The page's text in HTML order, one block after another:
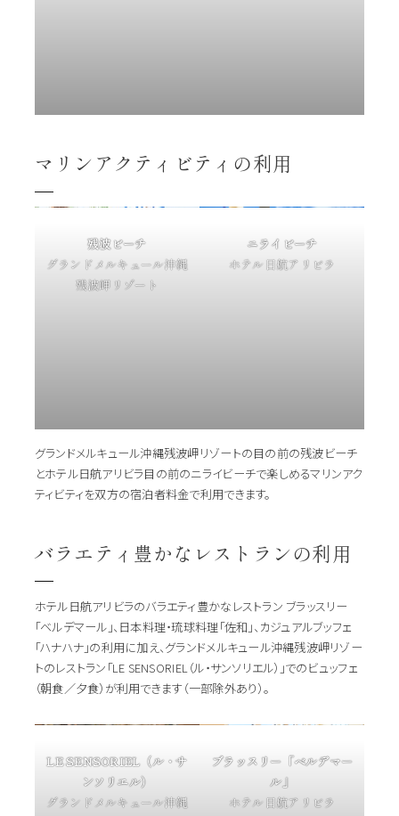
マリンアクティビティの利用
残波ビーチ
グランドメルキュール沖縄
残波岬リゾート
ニライビーチ
ホテル日航アリビラ
グランドメルキュール沖縄残波岬リゾートの目の前の残波ビーチ
とホテル日航アリビラ目の前のニライビーチで楽しめるマリンアク
ティビティを双方の宿泊者料金で利用できます。
バラエティ豊かなレストランの利用
ホテル日航アリビラのバラエティ豊かなレストラン ブラッスリー
「ベルデマール」、日本料理・琉球料理「佐和」、カジュアルブッフェ
「ハナハナ」の利用に加え、グランドメルキュール沖縄残波岬リゾー
トのレストラン「LE SENSORIEL（ル・サンソリエル）」でのビュッフェ
（朝食／夕食）が利用できます（一部除外あり）。
LE SENSORIEL（ル・サ
ンソリエル）
グランドメルキュール沖縄
ブラッスリー「ベルデマー
ル」
ホテル日航アリビラ